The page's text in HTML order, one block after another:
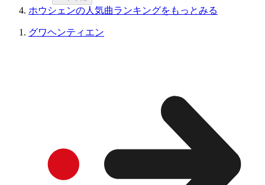
ホウシェンの人気曲ランキングをもっとみる
グワヘンティエン